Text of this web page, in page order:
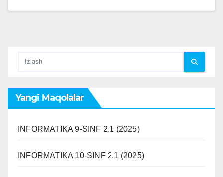
Yangi Maqolalar
INFORMATIKA 9-SINF 2.1 (2025)
INFORMATIKA 10-SINF 2.1 (2025)